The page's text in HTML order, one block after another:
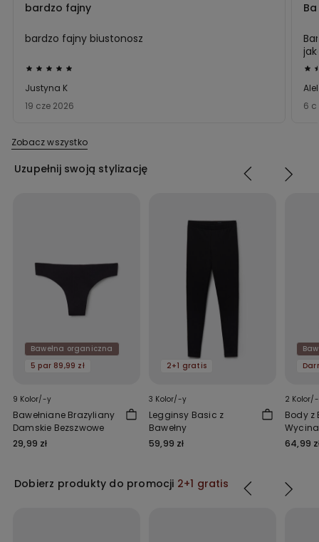
Ocena
5
z
19 cze 2026
Justyna K
bardzo fajny
bardzo fajny biustonosz
5
z
6
Zobacz wszystko
Uzupełnij swoją stylizację
Bawełna organiczna
5 par 89,99 zł
9 Kolor/-y
Bawełniane Brazyliany
Damskie Bezszwowe
29,99 zł
2+1 gratis
3 Kolor/-y
Legginsy Basic z
Bawełny
59,99 zł
2
Body z
64,99
Dobierz produkty do promocji 2+1 gratis